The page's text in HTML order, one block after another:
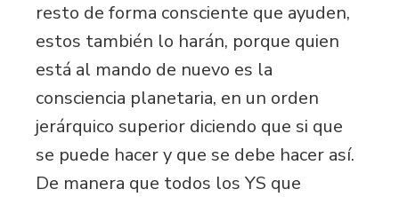
resto de forma consciente que ayuden,
estos también lo harán, porque quien
está al mando de nuevo es la
consciencia planetaria, en un orden
jerárquico superior diciendo que si que
se puede hacer y que se debe hacer así.
De manera que todos los YS que